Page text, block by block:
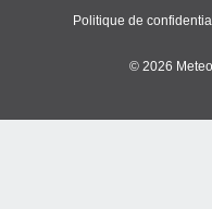
Politique de
© 2026